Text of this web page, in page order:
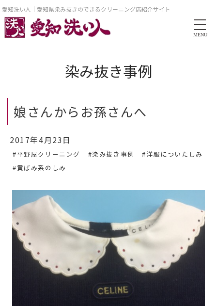
愛知洗い人｜愛知県染み抜きのできるクリーニング店紹介サイト
MENU
染み抜き事例
娘さんからお孫さんへ
2017年4月23日
#平野屋クリーニング #染み抜き事例
#洋服についたしみ
#黄ばみ系のしみ